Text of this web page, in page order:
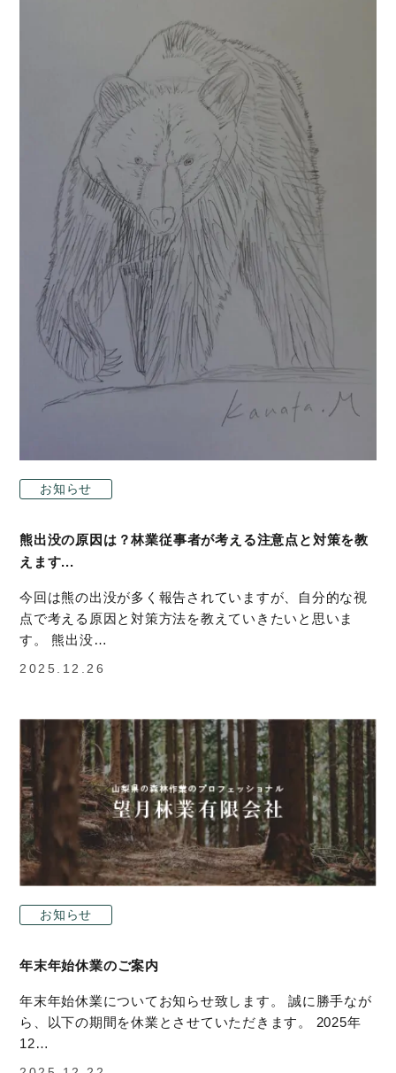
お知らせ
熊出没の原因は？林業従事者が考える注意点と対策を教
えます...
今回は熊の出没が多く報告されていますが、自分的な視
点で考える原因と対策方法を教えていきたいと思いま
す。 熊出没…
2025.12.26
お知らせ
年末年始休業のご案内
年末年始休業についてお知らせ致します。 誠に勝手なが
ら、以下の期間を休業とさせていただきます。 2025年
12…